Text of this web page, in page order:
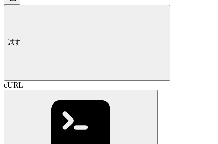
試す
cURL